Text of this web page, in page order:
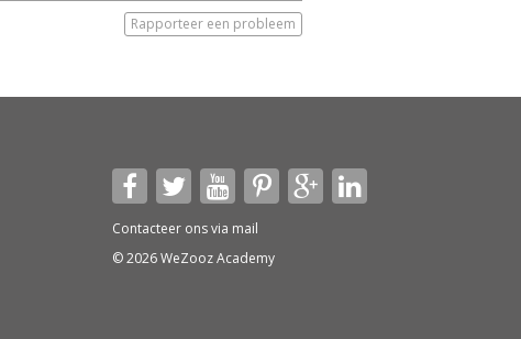
Rapporteer een probleem
Contacteer ons via mail
© 2026 WeZooz Academy